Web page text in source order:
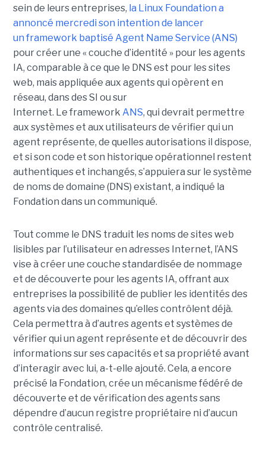
sein de leurs entreprises, la Linux Foundation a
annoncé mercredi son intention de lancer
un framework baptisé Agent Name Service (ANS)
pour créer une « couche d’identité » pour les agents
IA, comparable à ce que le DNS est pour les sites
web, mais appliquée aux agents qui opèrent en
réseau, dans des SI ou sur
Internet. Le framework ANS, qui devrait permettre
aux systèmes et aux utilisateurs de vérifier qui un
agent représente, de quelles autorisations il dispose,
et si son code et son historique opérationnel restent
authentiques et inchangés, s’appuiera sur le système
de noms de domaine (DNS) existant, a indiqué la
Fondation dans un communiqué.
Tout comme le DNS traduit les noms de sites web
lisibles par l’utilisateur en adresses Internet, l’ANS
vise à créer une couche standardisée de nommage
et de découverte pour les agents IA, offrant aux
entreprises la possibilité de publier les identités des
agents via des domaines qu’elles contrôlent déjà.
Cela permettra à d’autres agents et systèmes de
vérifier qui un agent représente et de découvrir des
informations sur ses capacités et sa propriété avant
d’interagir avec lui, a-t-elle ajouté. Cela, a encore
précisé la Fondation, crée un mécanisme fédéré de
découverte et de vérification des agents sans
dépendre d’aucun registre propriétaire ni d’aucun
contrôle centralisé.